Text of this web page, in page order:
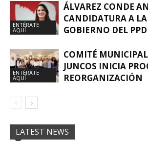
ENTÉRATE
AQUÍ
ÁLVAREZ CONDE
CANDIDATURA A
GOBIERNO DEL PPD
ENTÉRATE
AQUÍ
COMITÉ
JUNCOS INICIA
REORGANIZACIÓN
LATEST NEWS